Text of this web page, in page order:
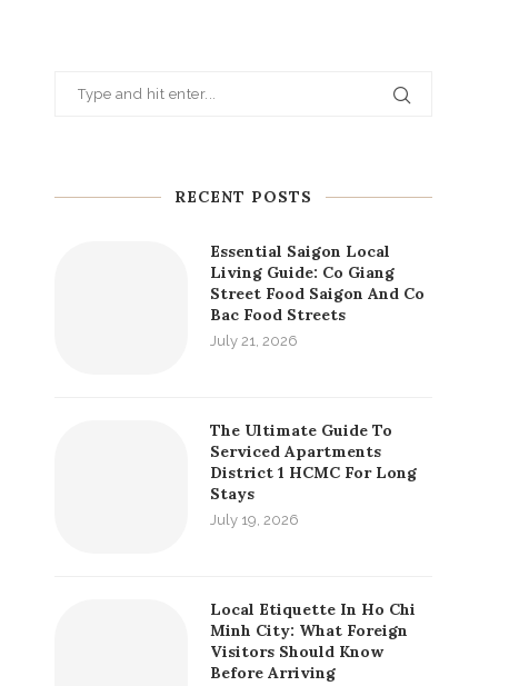
RECENT POSTS
Essential Saigon Local
Living Guide: Co Giang
Street Food Saigon And Co
Bac Food Streets
July 21, 2026
The Ultimate Guide To
Serviced Apartments
District 1 HCMC For Long
Stays
July 19, 2026
Local Etiquette In Ho Chi
Minh City: What Foreign
Visitors Should Know
Before Arriving